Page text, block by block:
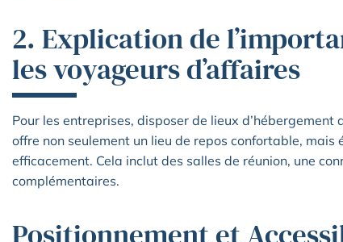
2. Explication de
les voyageurs d’affaires
Pour les entreprises, disposer de lieux
offre non seulement un lieu de repos confortable,
efficacement. Cela inclut des salles de réunion, une
complémentaires.